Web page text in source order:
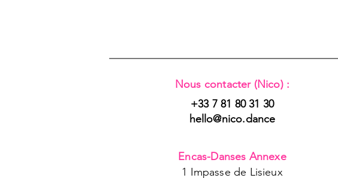
Nous contacter (Nico) :
+33 7 81 80 31 30
hello@nico.dance
Encas-Danses Annexe
1 Impasse de Lisieux